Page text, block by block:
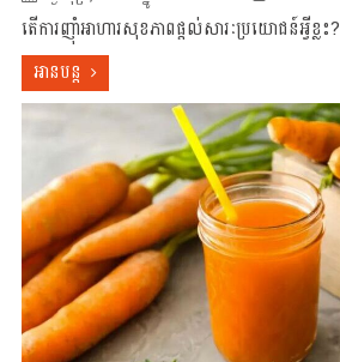
តើការញ៉ាំអាហារសុខភាពផ្តល់សារៈប្រយោជន៍អ្វីខ្លះ?
អានបន្ត